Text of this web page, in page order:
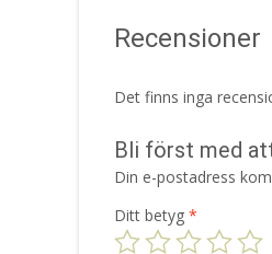
Recensioner
Det finns inga
Bli först med
Din e-postadress
Ditt betyg *